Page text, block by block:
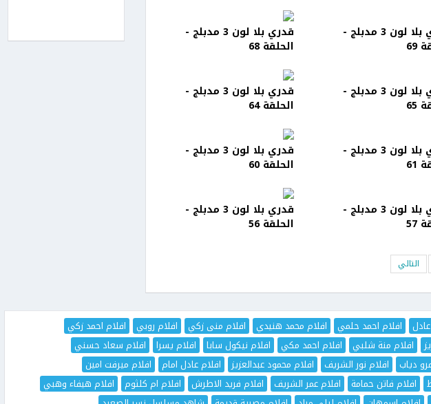
قدري بلا لون 3 مدبلج -
69
قدري بلا لون 3 مدبلج -
الحلقة 68
قدري بلا لون 3 مدبلج - قدري بلا لون 3 مدبلج -
الحلقة 64
قدري بلا لون 3 مدبلج - قدري بلا لون 3 مدبلج -
الحلقة 60
قدري بلا لون 3 مدبلج - قدري بلا لون 3 مدبلج -
الحلقة 56
التالي
افلام احمد حلمي افلام محمد هنيدي افلام منى زكي افلام روبي
افلام احمد زكي
افلام منة شلبي افلام احمد مكي افلام نيكول سابا افلام يسرا
افلام سعاد حسني
دياب افلام نور الشريف افلام محمود عبدالعزيز افلام عادل امام
افلام ميرفت امين
افلام فاتن حمامة افلام عمر الشريف افلام فريد الاطرش افلام ام كلثوم
افلام هيفاء وهبي